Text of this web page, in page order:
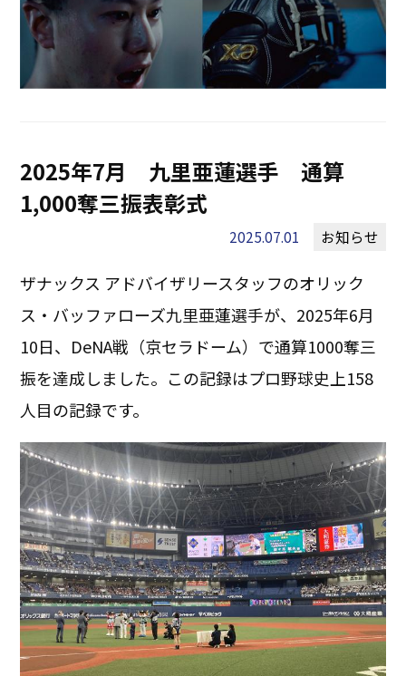
2025年7月 九里亜蓮選手 通算
1,000奪三振表彰式
2025.07.01 お知らせ
ザナックス アドバイザリースタッフのオリック
ス・バッファローズ九里亜蓮選手が、2025年6月
10日、DeNA戦（京セラドーム）で通算1000奪三
振を達成しました。この記録はプロ野球史上158
人目の記録です。